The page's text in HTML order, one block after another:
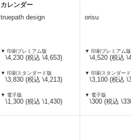
カレンダー
truepath design
▼ 印刷プレミアム版
\4,230 (税込 \4,653)
▼ 印刷スタンダード版
\3,830 (税込 \4,213)
▼ 電子版
\1,300 (税込 \1,430)
orisu
▼ 印刷プレミアム版
\4,520 (税込
▼ 印刷スタンダー
\3,100 (税込
▼ 電子版
\300 (税込